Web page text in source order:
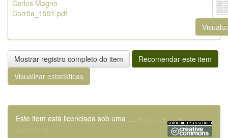
Carlos Magno
Corrêa_1991.pdf
Mostrar registro completo do item
Recomendar este item
Visualizar estatísticas
Este item está licenciada sob uma
Licença Creative
Commons